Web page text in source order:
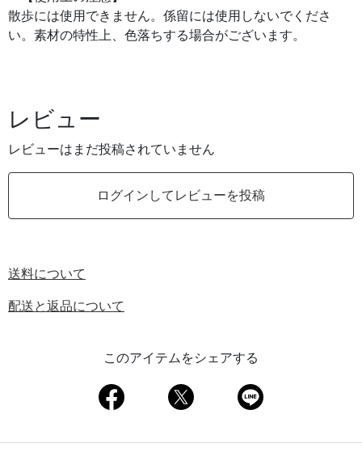
散歩には使用できません。係留には使用しないでくださ
い。素材の特性上、色落ちする場合がございます。
レビュー
レビューはまだ投稿されていません
ログインしてレビューを投稿
送料について
配送と返品について
このアイテムをシェアする